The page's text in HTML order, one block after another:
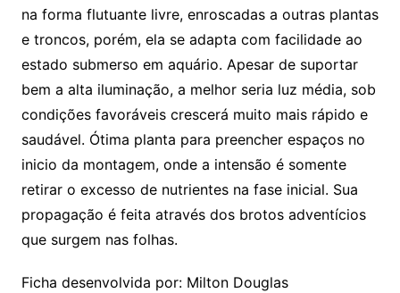
na forma flutuante livre, enroscadas a outras plantas
e troncos, porém, ela se adapta com facilidade ao
estado submerso em aquário. Apesar de suportar
bem a alta iluminação, a melhor seria luz média, sob
condições favoráveis crescerá muito mais rápido e
saudável. Ótima planta para preencher espaços no
inicio da montagem, onde a intensão é somente
retirar o excesso de nutrientes na fase inicial. Sua
propagação é feita através dos brotos adventícios
que surgem nas folhas.
Ficha desenvolvida por: Milton Douglas